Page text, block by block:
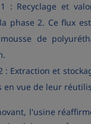
: Recyclage et
phase 2. Ce flux
de
: Extraction et
en vue de leur
l'usine